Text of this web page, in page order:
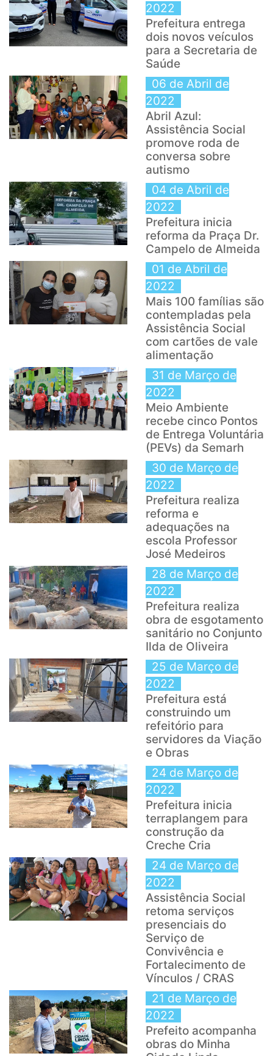
2022
Prefeitura entrega
dois novos veículos
para a Secretaria de
Saúde
06 de Abril de
2022
Abril Azul:
Assistência Social
promove roda de
conversa sobre
autismo
04 de Abril de
2022
Prefeitura inicia
reforma da Praça Dr.
Campelo de Almeida
01 de Abril de
2022
Mais 100 famílias são
contempladas pela
Assistência Social
com cartões de vale
alimentação
31 de Março de
2022
Meio Ambiente
recebe cinco Pontos
de Entrega Voluntária
(PEVs) da Semarh
30 de Março de
2022
Prefeitura realiza
reforma e
adequações na
escola Professor
José Medeiros
28 de Março de
2022
Prefeitura realiza
obra de esgotamento
sanitário no Conjunto
Ilda de Oliveira
25 de Março de
2022
Prefeitura está
construindo um
refeitório para
servidores da Viação
e Obras
24 de Março de
2022
Prefeitura inicia
terraplangem para
construção da
Creche Cria
24 de Março de
2022
Assistência Social
retoma serviços
presenciais do
Serviço de
Convivência e
Fortalecimento de
Vínculos / CRAS
21 de Março de
2022
Prefeito acompanha
obras do Minha